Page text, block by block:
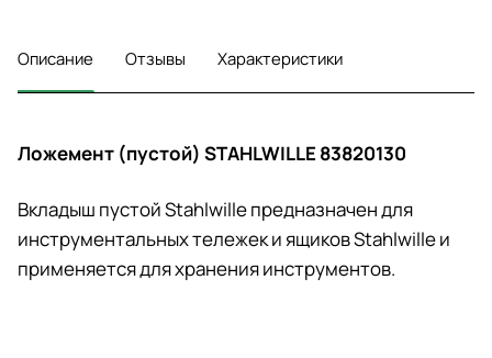
Описание Отзывы Характеристики
Ложемент (пустой) STAHLWILLE 83820130
Вкладыш пустой Stahlwille предназначен для
инструментальных тележек и ящиков Stahlwille и
применяется для хранения инструментов.